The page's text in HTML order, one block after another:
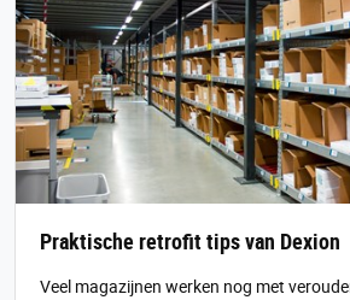
Praktische retrofit tips van Dexion
Veel magazijnen werken nog met